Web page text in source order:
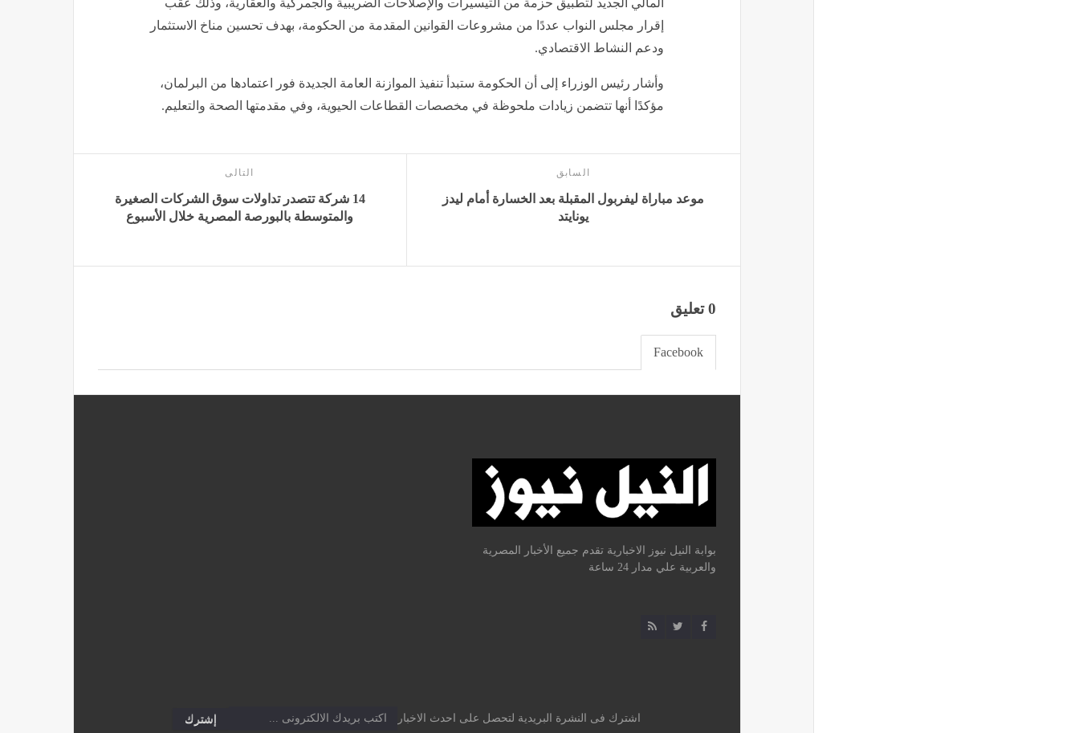
إقرار مجلس النواب عددًا من مشروعات القوانين المقدمة من الحكومة، بهدف تحسين مناخ الاستثمار
ودعم النشاط الاقتصادي.
وأشار رئيس الوزراء إلى أن الحكومة ستبدأ تنفيذ الموازنة العامة الجديدة فور اعتمادها من البرلمان،
مؤكدًا أنها تتضمن زيادات ملحوظة في مخصصات القطاعات الحيوية، وفي مقدمتها الصحة والتعليم.
السابق
موعد مباراة ليفربول المقبلة بعد الخسارة أمام ليدز
يونايتد
التالى
14 شركة تتصدر تداولات سوق الشركات الصغيرة
والمتوسطة بالبورصة المصرية خلال الأسبوع
0 تعليق
Facebook
بوابة النيل نيوز الاخبارية تقدم جميع الأخبار المصرية
والعربية علي مدار 24 ساعة
اشترك فى النشرة البريدية لتحصل على احدث الاخبار